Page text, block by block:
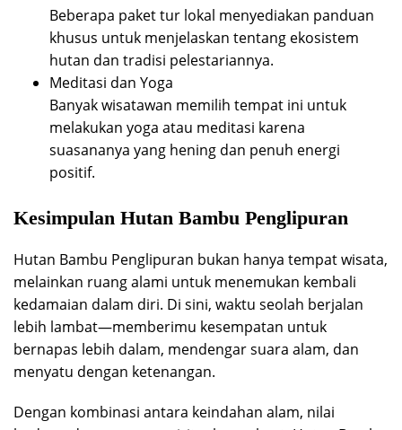
Beberapa paket tur lokal menyediakan panduan
khusus untuk menjelaskan tentang ekosistem
hutan dan tradisi pelestariannya.
Meditasi dan Yoga
Banyak wisatawan memilih tempat ini untuk
melakukan yoga atau meditasi karena
suasananya yang hening dan penuh energi
positif.
Kesimpulan Hutan Bambu Penglipuran
Hutan Bambu Penglipuran bukan hanya tempat wisata,
melainkan ruang alami untuk menemukan kembali
kedamaian dalam diri. Di sini, waktu seolah berjalan
lebih lambat—memberimu kesempatan untuk
bernapas lebih dalam, mendengar suara alam, dan
menyatu dengan ketenangan.
Dengan kombinasi antara keindahan alam, nilai